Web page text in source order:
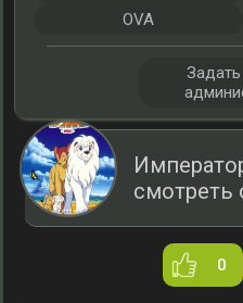
смотреть
0
OVA